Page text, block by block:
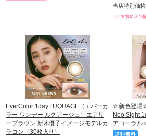
当店特別価格
EverColor 1day LUQUAGE（エバーカ
ラー ワンデー ルクアージュ）エアリ
ーブラウン 新木優子イメージモデルカ
ラコン（30枚入り）
☆新色登場
Neo Sight
アコーラル